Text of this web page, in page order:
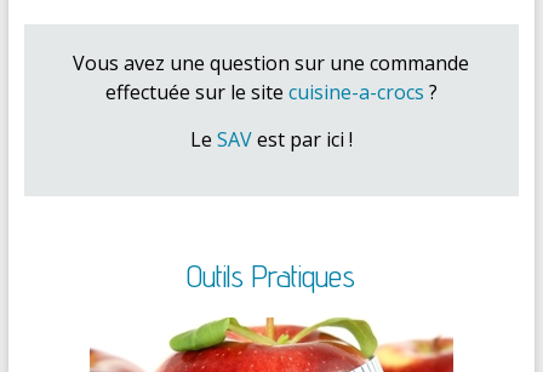
Vous avez une question sur une commande
effectuée sur le site cuisine-a-crocs ?
Le SAVest par ici !
Outils Pratiques